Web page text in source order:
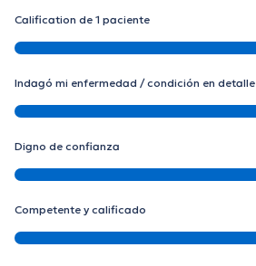
Calification de 1 paciente
Indagó mi enfermedad / condición en detalle
Digno de confianza
Competente y calificado